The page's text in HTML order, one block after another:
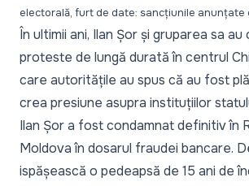
electorală, furt de date: sancțiunile anunțate
În ultimii ani, Ilan Șor și gruparea sa
proteste de lungă durată în centrul
care autoritățile au spus că au fost
crea presiune asupra instituțiilor
Ilan Șor a fost condamnat definitiv în
Moldova în dosarul fraudei bancare.
ispășească o pedeapsă de 15 ani de